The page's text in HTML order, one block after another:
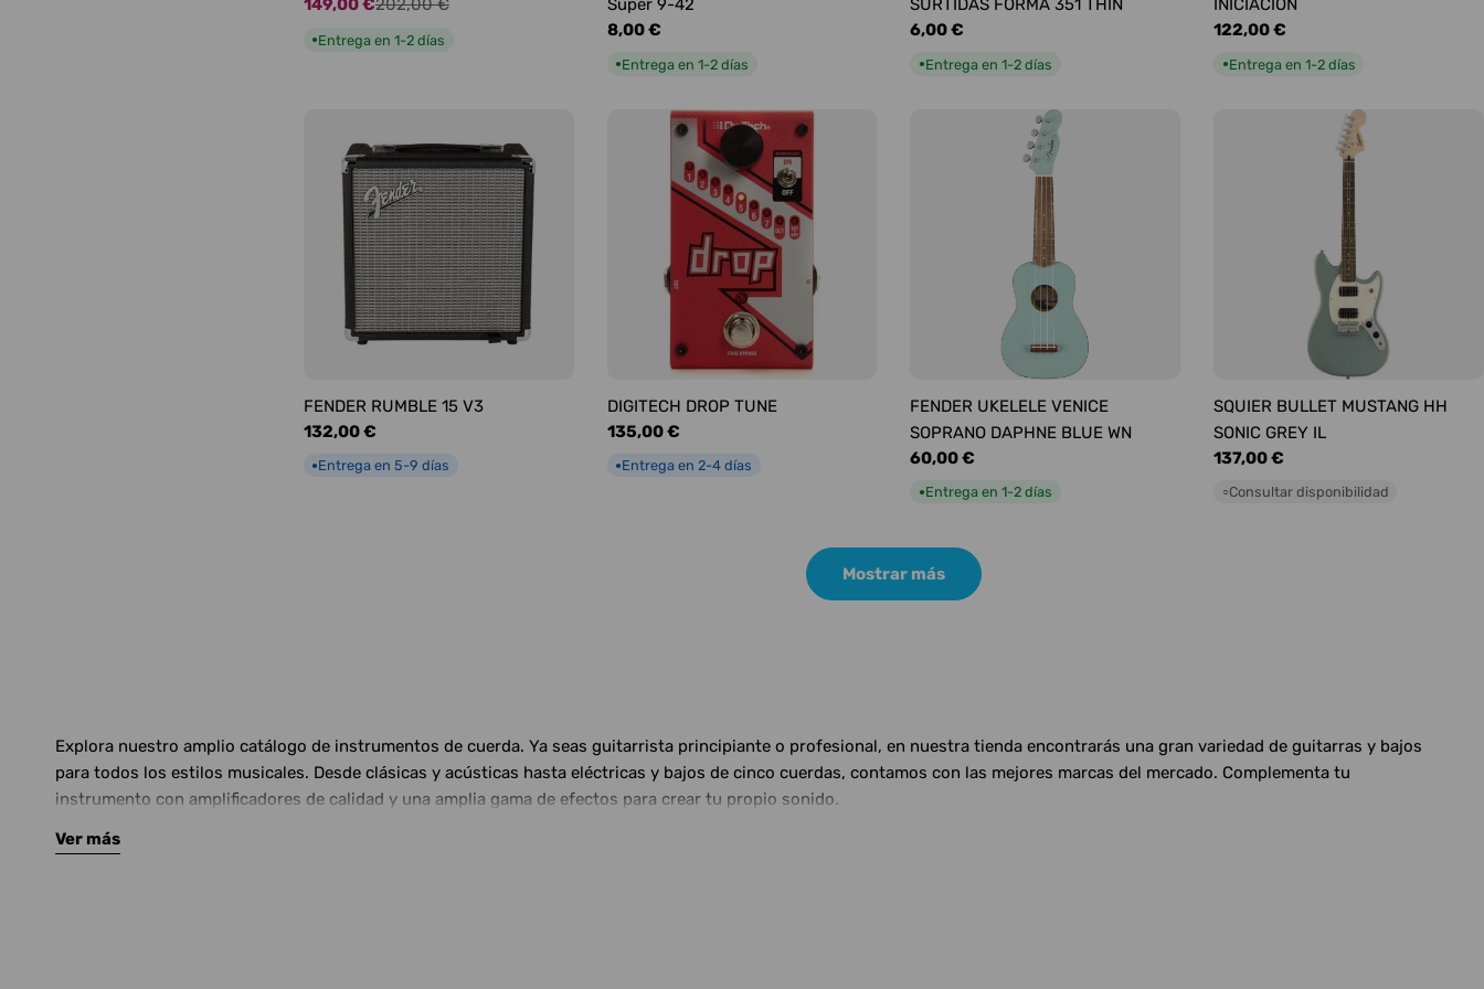
Precio
de
149,00 €
Precio
habitual
202,00 €
●Entrega en 1-2 días
Super 9-42
Precio
8,00 €
●Entrega en 1-2 días
SURTIDAS FORMA 351 THIN
Precio
6,00 €
●Entrega en 1-2 días
INICIACIÓN
Precio
122,00 €
●Entrega en 1-2 días
FENDER RUMBLE 15 V3
Precio
132,00 €
●Entrega en 5-9 días
DIGITECH DROP TUNE
Precio
135,00 €
●Entrega en 2-4 días
FENDER UKELELE VENICE
SOPRANO DAPHNE BLUE WN
Precio
60,00 €
●Entrega en 1-2 días
SQUIER BULLET MUSTANG HH
SONIC GREY IL
Precio
137,00 €
○Consultar disponibilidad
Mostrar más
Explora nuestro amplio catálogo de instrumentos de cuerda. Ya seas guitarrista principiante o profesional, en nuestra tienda encontrarás una gran variedad de guitarras y bajos
para todos los estilos musicales. Desde clásicas y acústicas hasta eléctricas y bajos de cinco cuerdas, contamos con las mejores marcas del mercado. Complementa tu
instrumento con amplificadores de calidad y una amplia gama de efectos para crear tu propio sonido.
Ver más